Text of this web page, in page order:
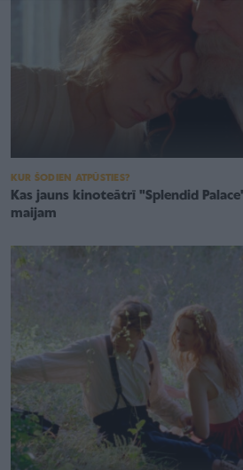
KUR ŠODIEN ATPŪSTIES?
Kas jauns kinoteātrī "Splendid
maijam